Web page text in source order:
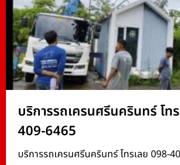
บริการรถเครนศรีนครินทร์ โท
409-6465
บริการรถเครนศรีนครินทร์ โทรเลย 098-